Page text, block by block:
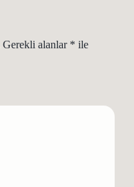
Gerekli alanlar * ile